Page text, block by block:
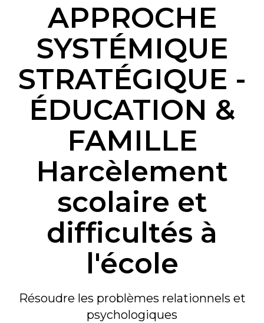
APPROCHE
SYSTÉMIQUE
STRATÉGIQUE -
ÉDUCATION &
FAMILLE
Harcèlement
scolaire et
difficultés à
l'école
Résoudre les problèmes relationnels et
psychologiques